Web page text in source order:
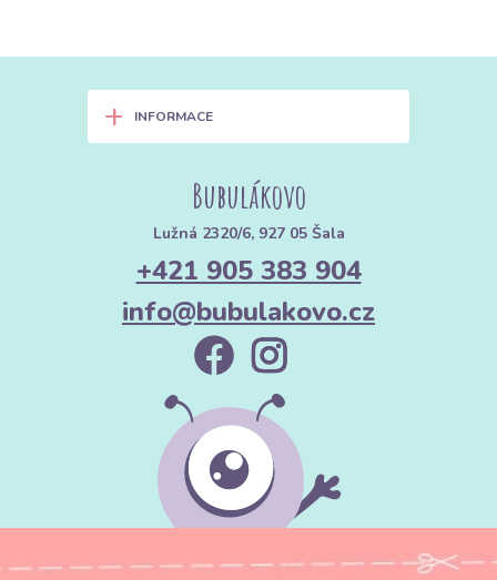
+ INFORMACE
Bubulákovo
Lužná 2320/6, 927 05 Šala
+421 905 383 904
info@bubulakovo.cz